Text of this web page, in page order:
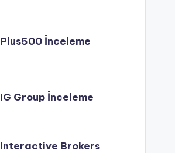
Plus500 İnceleme
IG Group İnceleme
Interactive Brokers